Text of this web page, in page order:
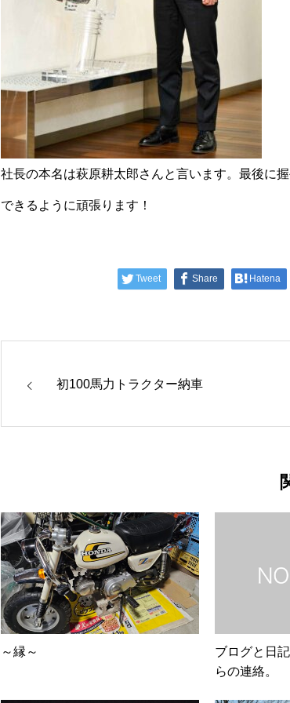
社長の本名は萩原耕太郎さんと言います。最後に
できるように頑張ります！
Tweet Share Hatena
初100馬力トラクター納車
～縁～
ブログと日
らの連絡。